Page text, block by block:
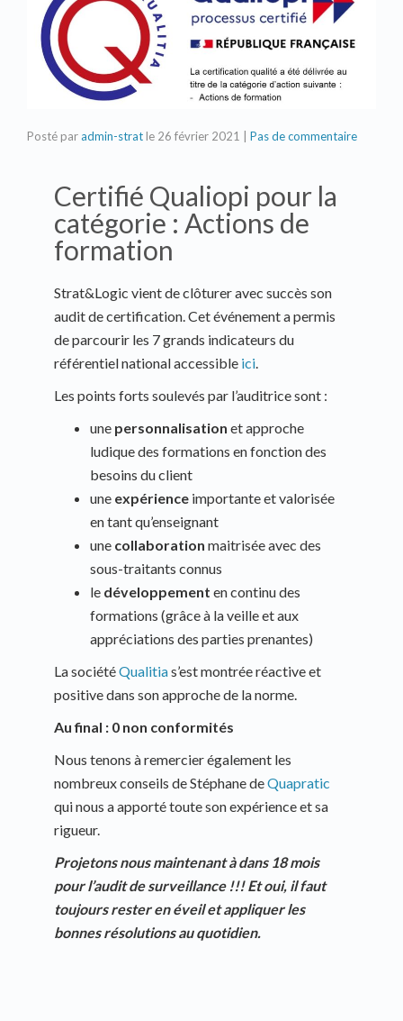
Posté paradmin-strat le 26 février 2021 Pas de commentaire
Certifié Qualiopi pour la
catégorie : Actions de
formation
Strat&Logic vient de clôturer avec succès son
audit de certification. Cet événement a permis
de parcourir les 7 grands indicateurs du
référentiel national accessible ici.
Les points forts soulevés par l’auditrice sont :
une personnalisation et approche
ludique des formations en fonction des
besoins du client
une expérience importante et valorisée
en tant qu’enseignant
une collaboration maitrisée avec des
sous-traitants connus
le développement en continu des
formations (grâce à la veille et aux
appréciations des parties prenantes)
La sociétéQualitias’est montrée réactive et
positive dans son approche de la norme.
Au final : 0 non conformités
Nous tenons à remercier également les
nombreux conseils de Stéphane deQuapratic
qui nous a apporté toute son expérience et sa
rigueur.
Projetons nous maintenant à dans 18 mois
pour l’audit de surveillance !!! Et oui, il faut
toujours rester en éveil et appliquer les
bonnes résolutions au quotidien.